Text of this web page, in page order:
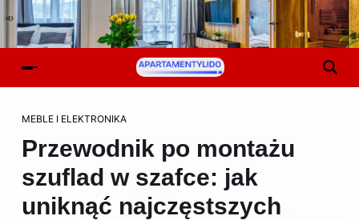
MEBLE I ELEKTRONIKA
Przewodnik po montażu
szuflad w szafce: jak
uniknąć najczęstszych